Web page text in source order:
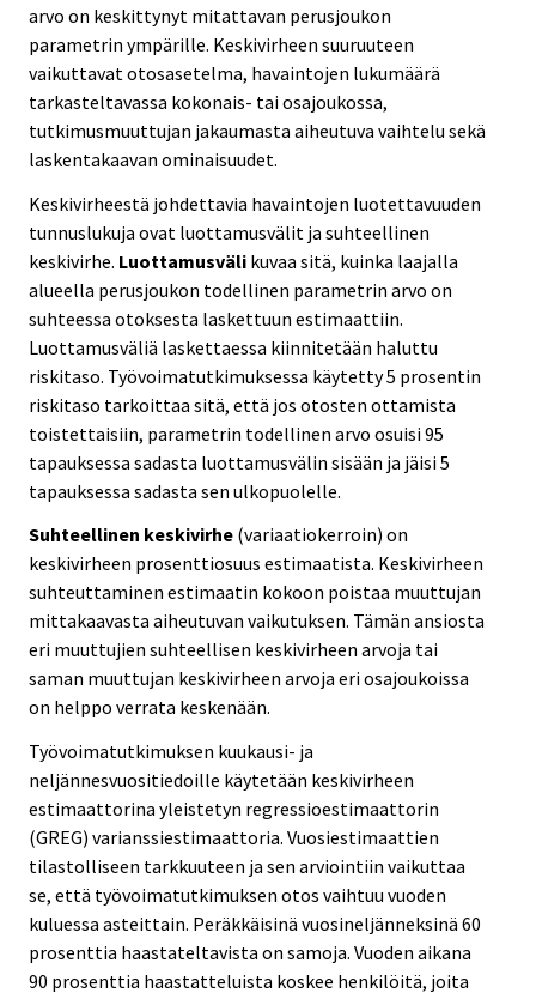
arvo on keskittynyt mitattavan perusjoukon
parametrin ympärille. Keskivirheen suuruuteen
vaikuttavat otosasetelma, havaintojen lukumäärä
tarkasteltavassa kokonais- tai osajoukossa,
tutkimusmuuttujan jakaumasta aiheutuva vaihtelu sekä
laskentakaavan ominaisuudet.
Keskivirheestä johdettavia havaintojen luotettavuuden
tunnuslukuja ovat luottamusvälit ja suhteellinen
keskivirhe. Luottamusväli kuvaa sitä, kuinka laajalla
alueella perusjoukon todellinen parametrin arvo on
suhteessa otoksesta laskettuun estimaattiin.
Luottamusväliä laskettaessa kiinnitetään haluttu
riskitaso. Työvoimatutkimuksessa käytetty 5 prosentin
riskitaso tarkoittaa sitä, että jos otosten ottamista
toistettaisiin, parametrin todellinen arvo osuisi 95
tapauksessa sadasta luottamusvälin sisään ja jäisi 5
tapauksessa sadasta sen ulkopuolelle.
Suhteellinen keskivirhe (variaatiokerroin) on
keskivirheen prosenttiosuus estimaatista. Keskivirheen
suhteuttaminen estimaatin kokoon poistaa muuttujan
mittakaavasta aiheutuvan vaikutuksen. Tämän ansiosta
eri muuttujien suhteellisen keskivirheen arvoja tai
saman muuttujan keskivirheen arvoja eri osajoukoissa
on helppo verrata keskenään.
Työvoimatutkimuksen kuukausi- ja
neljännesvuositiedoille käytetään keskivirheen
estimaattorina yleistetyn regressioestimaattorin
(GREG) varianssiestimaattoria. Vuosiestimaattien
tilastolliseen tarkkuuteen ja sen arviointiin vaikuttaa
se, että työvoimatutkimuksen otos vaihtuu vuoden
kuluessa asteittain. Peräkkäisinä vuosineljänneksinä 60
prosenttia haastateltavista on samoja. Vuoden aikana
90 prosenttia haastatteluista koskee henkilöitä, joita